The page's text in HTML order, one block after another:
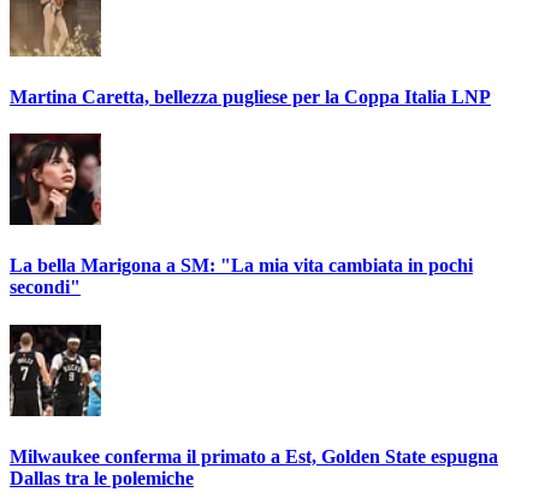
Martina Caretta, bellezza pugliese per la Coppa Italia LNP
La bella Marigona a SM: "La mia vita cambiata in pochi
secondi"
Milwaukee conferma il primato a Est, Golden State espugna
Dallas tra le polemiche